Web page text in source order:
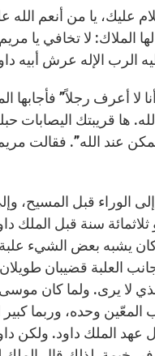
عليك، يا من أنعم
الملاك: لا تخافي يا
لا أعرف رجلاً”
ها قريبتك
عند الله”. فقالت
إلى الوراء قبل
سنة قبل
وكان يشبه بعض الشيء
العلبة قضيبان
لا يرى. ولما كان
وحده، وربما كبير
الملك داود. ولكن